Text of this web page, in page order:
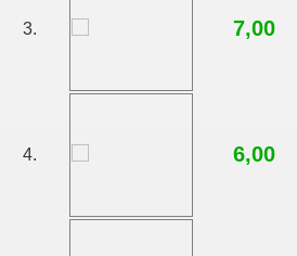
3. 7,00
4. 6,00